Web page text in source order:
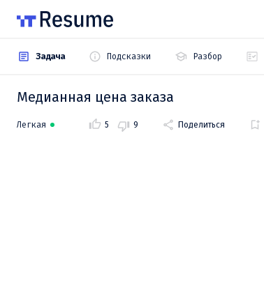
Задача Подсказки Разбор
Медианная цена заказа
Легкая 5 9 Поделиться